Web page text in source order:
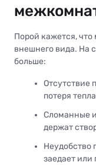
Порой кажется, что
внешнего вида. На
больше:
Отсутствие
потеря
Сломанные
держат
Неудобство
заедает